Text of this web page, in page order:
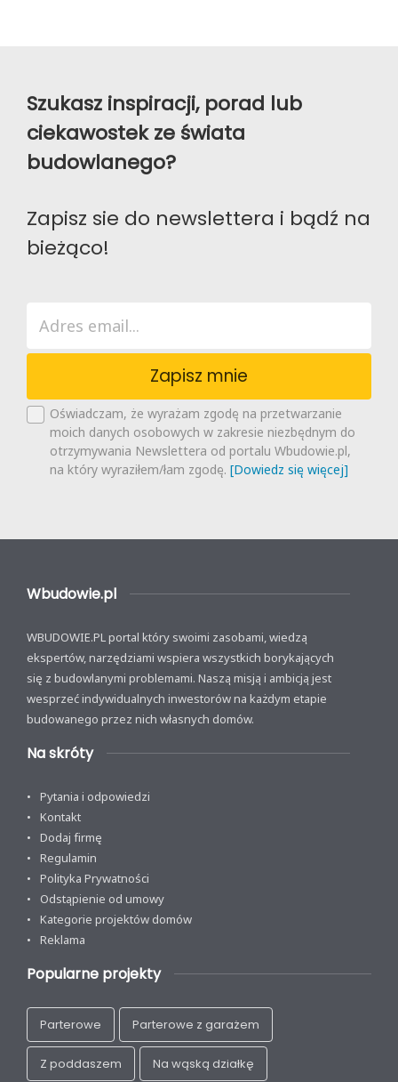
Szukasz inspiracji, porad lub
ciekawostek ze świata
budowlanego?
Zapisz sie do newslettera i bądź na
bieżąco!
Zapisz mnie
Oświadczam, że wyrażam zgodę na przetwarzanie
moich danych osobowych w zakresie niezbędnym do
otrzymywania Newslettera od portalu Wbudowie.pl,
na który wyraziłem/łam zgodę. [Dowiedz się więcej]
Wbudowie.pl
WBUDOWIE.PL portal który swoimi zasobami, wiedzą
ekspertów, narzędziami wspiera wszystkich borykających
się z budowlanymi problemami. Naszą misją i ambicją jest
wesprzeć indywidualnych inwestorów na każdym etapie
budowanego przez nich własnych domów.
Na skróty
Pytania i odpowiedzi
Kontakt
Dodaj firmę
Regulamin
Polityka Prywatności
Odstąpienie od umowy
Kategorie projektów domów
Reklama
Popularne projekty
Parterowe Parterowe z garażem
Z poddaszem Na wąską działkę